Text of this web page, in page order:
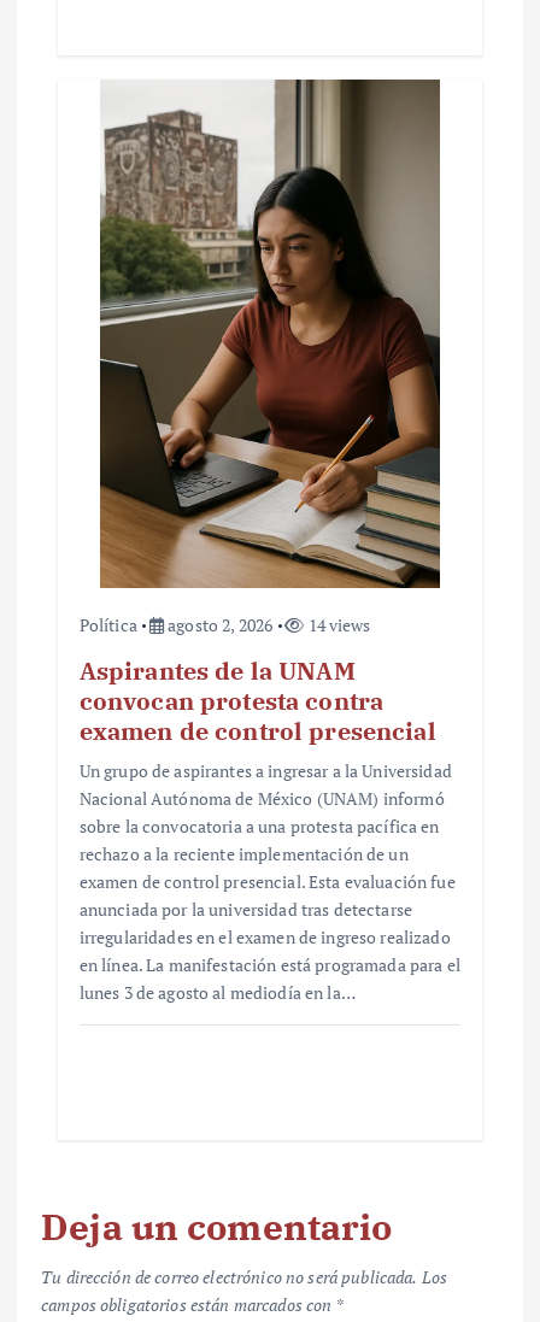
Política agosto 2, 2026 14 views
Aspirantes de la UNAM
convocan protesta contra
examen de control presencial
Un grupo de aspirantes a ingresar a la Universidad
Nacional Autónoma de México (UNAM) informó
sobre la convocatoria a una protesta pacífica en
rechazo a la reciente implementación de un
examen de control presencial. Esta evaluación fue
anunciada por la universidad tras detectarse
irregularidades en el examen de ingreso realizado
en línea. La manifestación está programada para el
lunes 3 de agosto al mediodía en la…
Deja un comentario
Tu dirección de correo electrónico no será publicada. Los
campos obligatorios están marcados con *